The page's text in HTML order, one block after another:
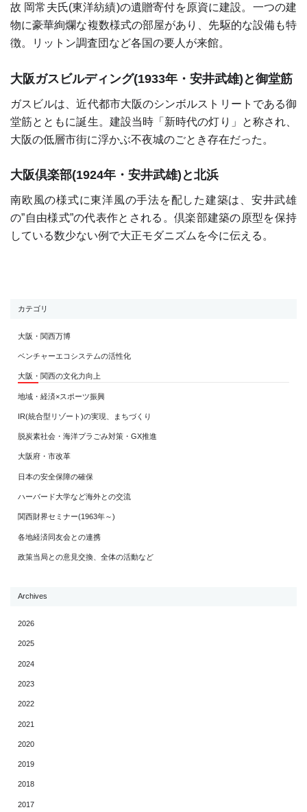
故 岡常夫氏(東洋紡績)の遺贈寄付を原資に建設。一つの建
物に豪華絢爛な複数様式の部屋があり、先駆的な設備も特
徴。リットン調査団など各国の要人が来館。
大阪ガスビルディング(1933年・安井武雄)と御堂筋
ガスビルは、近代都市大阪のシンボルストリートである御
堂筋とともに誕生。建設当時「新時代の灯り」と称され、
大阪の低層市街に浮かぶ不夜城のごとき存在だった。
大阪倶楽部(1924年・安井武雄)と北浜
南欧風の様式に東洋風の手法を配した建築は、安井武雄
の”自由様式”の代表作とされる。倶楽部建築の原型を保持
している数少ない例で大正モダニズムを今に伝える。
カテゴリ
大阪・関西万博
ベンチャーエコシステムの活性化
大阪・関西の文化力向上
地域・経済×スポーツ振興
IR(統合型リゾート)の実現、まちづくり
脱炭素社会・海洋プラごみ対策・GX推進
大阪府・市改革
日本の安全保障の確保
ハーバード大学など海外との交流
関西財界セミナー(1963年～)
各地経済同友会との連携
政策当局との意見交換、全体の活動など
Archives
2026
2025
2024
2023
2022
2021
2020
2019
2018
2017